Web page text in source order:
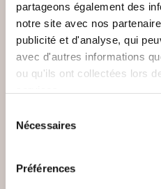
partageons également des
notre site avec nos
publicité et d'analyse, qui
avec d'autres informations
ou qu'ils ont collectées lors
Nécessaires
Préférences